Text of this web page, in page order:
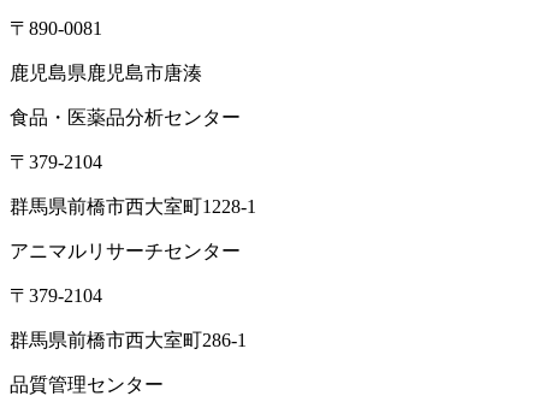
〒890-0081
鹿児島県鹿児島市唐湊
食品・医薬品分析センター
〒379-2104
群馬県前橋市西大室町1228-1
アニマルリサーチセンター
〒379-2104
群馬県前橋市西大室町286-1
品質管理センター